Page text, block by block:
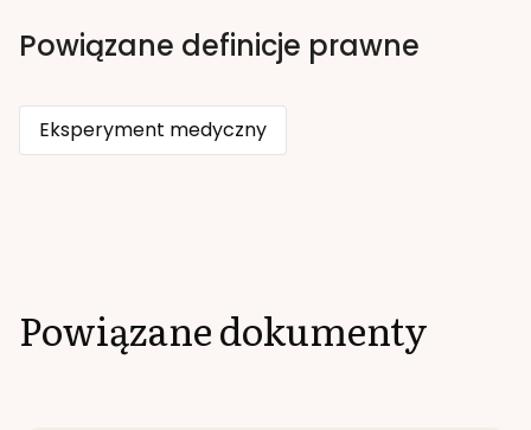
Powiązane definicje prawne
Eksperyment medyczny
Powiązane dokumenty